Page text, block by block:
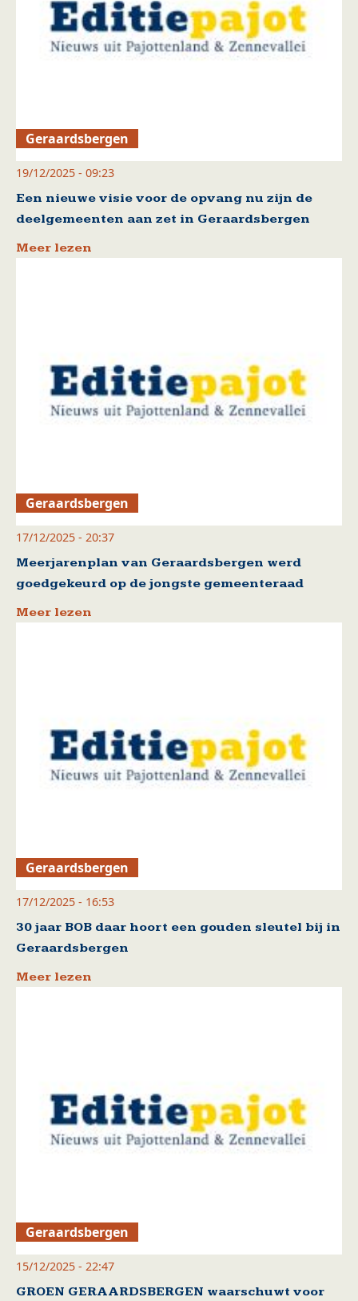
Geraardsbergen
19/12/2025 - 09:23
Een nieuwe visie voor de opvang nu zijn de
deelgemeenten aan zet in Geraardsbergen
Meer lezen
Geraardsbergen
17/12/2025 - 20:37
Meerjarenplan van Geraardsbergen werd
goedgekeurd op de jongste gemeenteraad
Meer lezen
Geraardsbergen
17/12/2025 - 16:53
30 jaar BOB daar hoort een gouden sleutel bij in
Geraardsbergen
Meer lezen
Geraardsbergen
15/12/2025 - 22:47
GROEN GERAARDSBERGEN waarschuwt voor